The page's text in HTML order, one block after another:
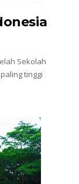
Sekolah
tinggi